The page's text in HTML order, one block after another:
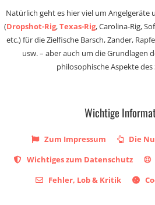
Natürlich geht es hier viel um
(Dropshot-Rig,Texas-Rig, Carolina-Rig,
etc.) für die Zielfische Barsch, Zander,
usw. – aber auch um die Grundlagen
philosophische Aspekte
Wichtige
Zum Impressum
Die
Wichtiges zum Datenschutz
Fehler, Lob & Kritik